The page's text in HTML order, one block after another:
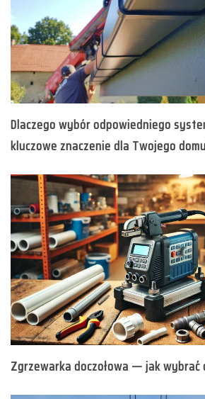
Dlaczego wybór odpowiedniego
kluczowe znaczenie dla Twojego
Zgrzewarka doczołowa — jak wybrać